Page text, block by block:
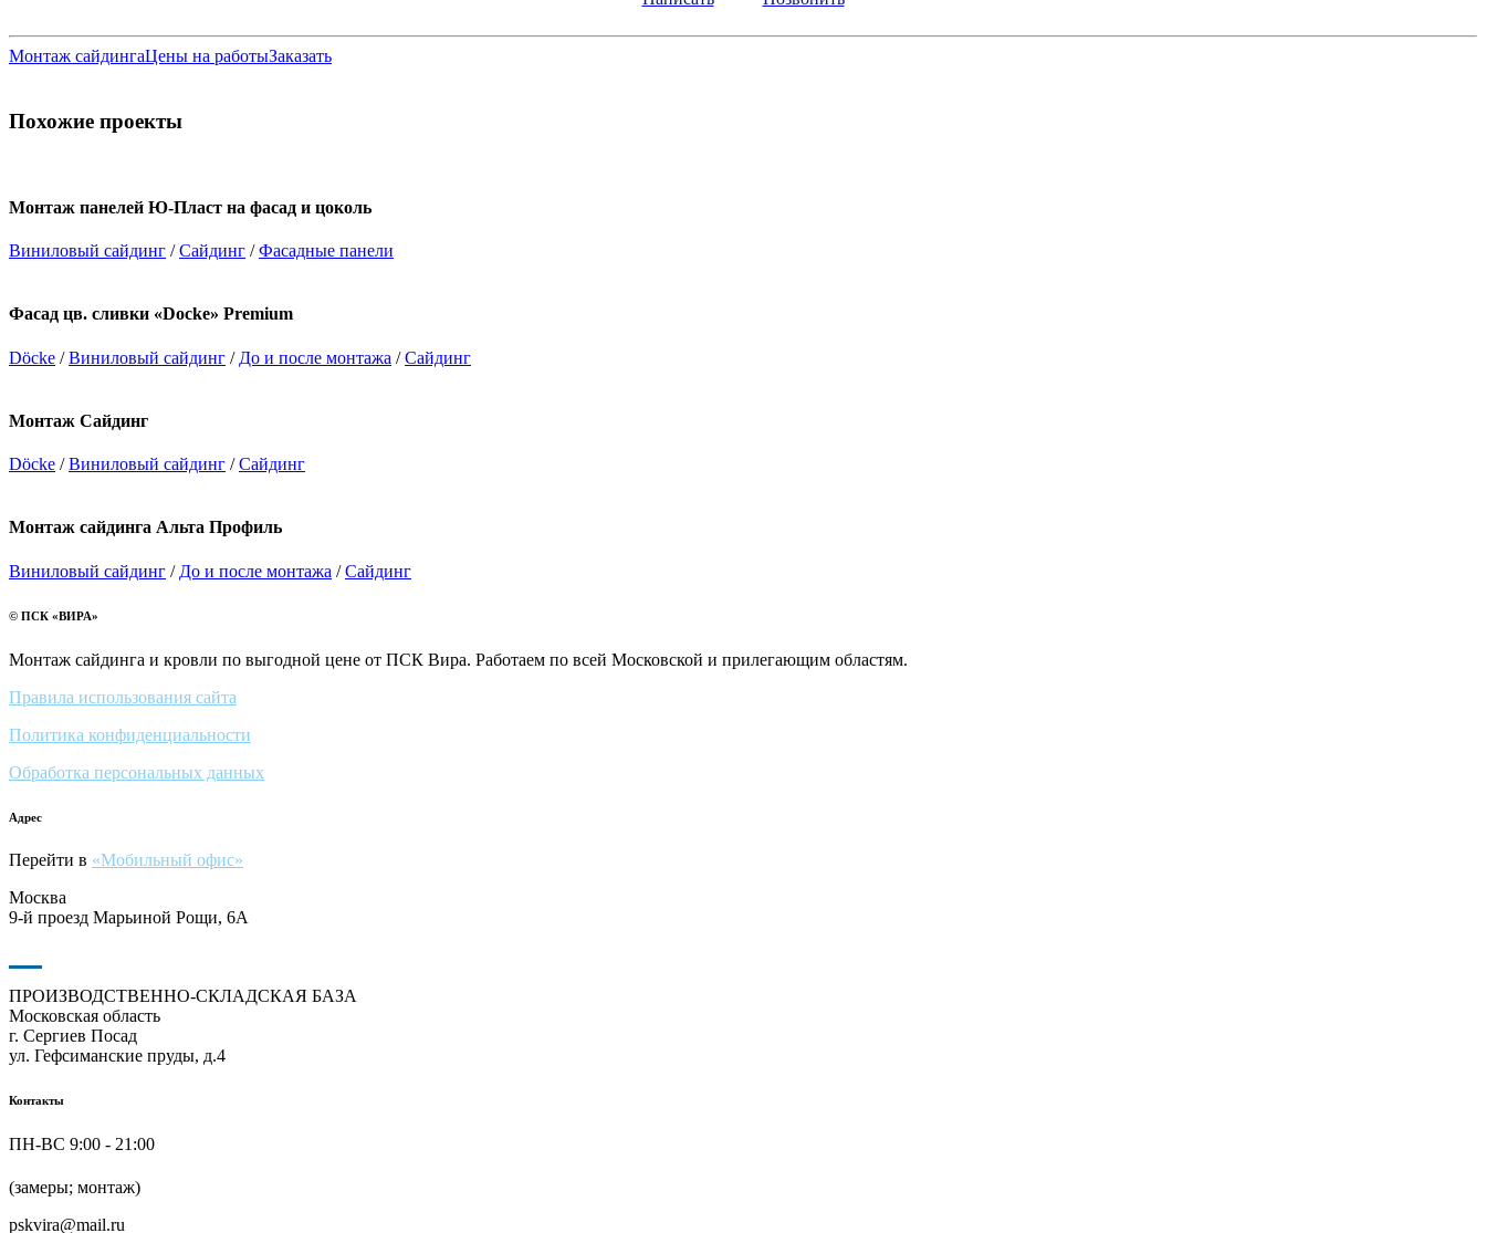
Монтаж сайдингаЦены на работыЗаказать
Похожие проекты
Монтаж панелей Ю-Пласт на фасад и цоколь
Виниловый сайдинг /Сайдинг /Фасадные панели
Фасад цв. сливки «Docke» Premium
Döcke /Виниловый сайдинг / До и после монтажа /Сайдинг
Монтаж Сайдинг
Döcke /Виниловый сайдинг /Сайдинг
Монтаж сайдинга Альта Профиль
Виниловый сайдинг / До и после монтажа /Сайдинг
© ПСК «ВИРА»
Монтаж сайдинга и кровли по выгодной цене от ПСК Вира. Работаем по всей Московской и прилегающим областям.
Правила использования сайта
Политика конфиденциальности
Обработка персональных данных
Адрес
Перейти в «Мобильный офис»
Москва
9-й проезд Марьиной Рощи, 6А
ПРОИЗВОДСТВЕННО-СКЛАДСКАЯ БАЗА
Московская область
г. Сергиев Посад
ул. Гефсиманские пруды, д.4
Контакты
ПН-ВС 9:00 - 21:00
(замеры; монтаж)
pskvira@mail.ru